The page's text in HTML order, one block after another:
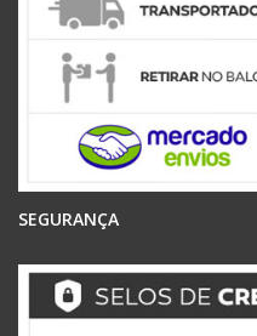
SEGURANÇA